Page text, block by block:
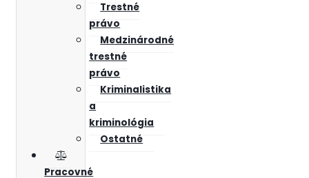
Trestné
právo
Medzinárodné
trestné
právo
Kriminalistika
a
kriminológia
Ostatné
Pracovné